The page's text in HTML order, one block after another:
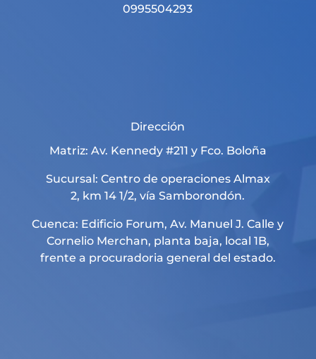
0995504293
Dirección
Matriz: Av. Kennedy #211 y Fco. Boloña
Sucursal: Centro de operaciones Almax
2, km 14 1/2, vía Samborondón.
Cuenca: Edificio Forum, Av. Manuel J. Calle y
Cornelio Merchan, planta baja, local 1B,
frente a procuradoria general del estado.